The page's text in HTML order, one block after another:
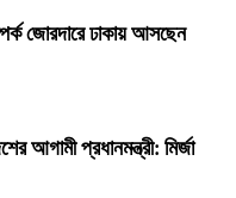
জোরদারে ঢাকায় আসছেন
আগামী প্রধানমন্ত্রী: মির্জা